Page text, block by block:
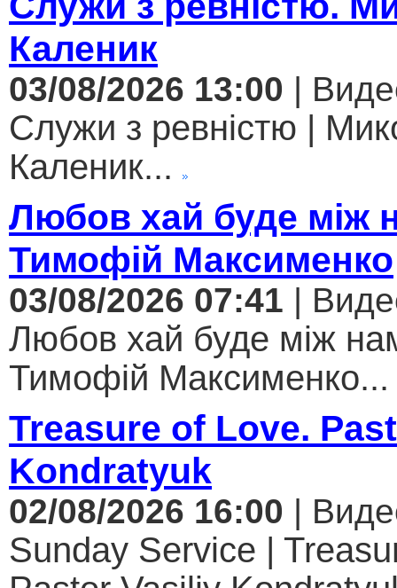
Каленик
03/08/2026 13:00 |
Служи з ревністю |
Каленик...
Любов хай буде між
Тимофій Максименко
03/08/2026 07:41 |
Любов хай буде між
Тимофій Максименко...
Treasure of Love.
Kondratyuk
02/08/2026 16:00 |
Sunday Service |